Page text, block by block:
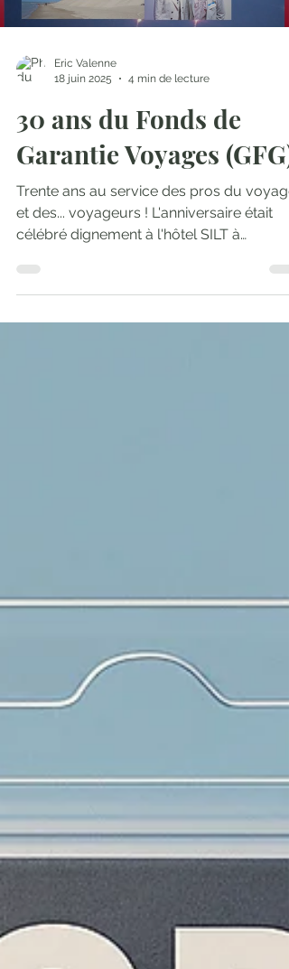
Eric Valenne
18 juin 2025
4 min de lecture
30 ans du Fonds de
Garantie Voyages (GFG)!
Trente ans au service des pros du voyage
célébré dignement à l'hôtel SILT à
Middelkerke le...